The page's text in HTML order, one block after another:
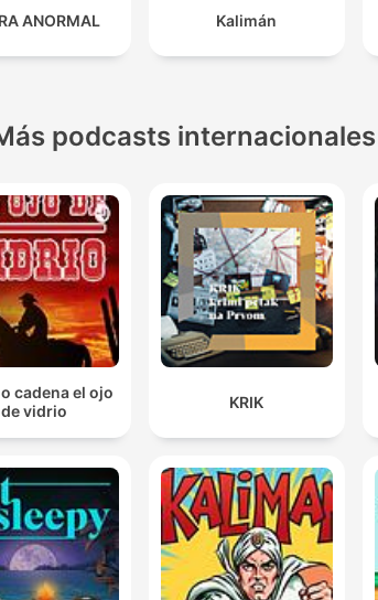
ANORMAL Kalimán
podcasts
cadena el ojo
de vidrio
KRIK